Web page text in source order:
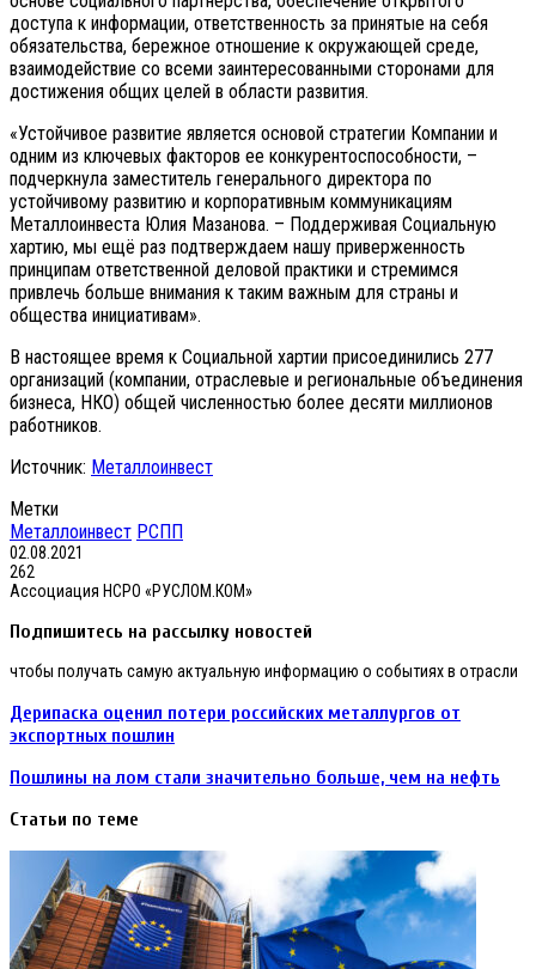
доступа к информации, ответственность за принятые на себя
обязательства, бережное отношение к окружающей среде,
взаимодействие со всеми заинтересованными сторонами для
достижения общих целей в области развития.
«Устойчивое развитие является основой стратегии Компании и
одним из ключевых факторов ее конкурентоспособности, –
подчеркнула заместитель генерального директора по
устойчивому развитию и корпоративным коммуникациям
Металлоинвеста Юлия Мазанова. – Поддерживая Социальную
хартию, мы ещё раз подтверждаем нашу приверженность
принципам ответственной деловой практики и стремимся
привлечь больше внимания к таким важным для страны и
общества инициативам».
В настоящее время к Социальной хартии присоединились 277
организаций (компании, отраслевые и региональные объединения
бизнеса, НКО) общей численностью более десяти миллионов
работников.
Источник: Металлоинвест
Метки
Металлоинвест РСПП
02.08.2021
262
Ассоциация НСРО «РУСЛОМ.КОМ»
Подпишитесь на рассылку новостей
чтобы получать самую актуальную информацию о событиях в отрасли
Дерипаска оценил потери российских металлургов от
экспортных пошлин
Пошлины на лом стали значительно больше, чем на нефть
Статьи по теме